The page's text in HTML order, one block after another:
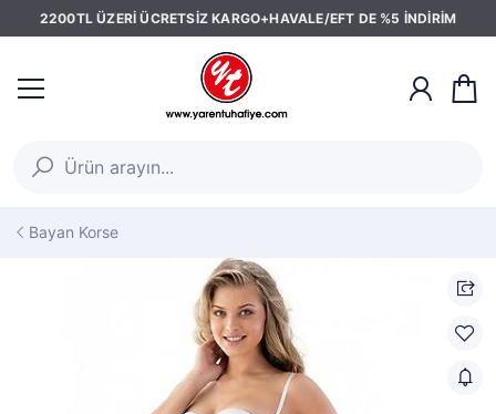
2200TL ÜZERİ ÜCRETSİZ KARGO+HAVALE/EFT DE %5 İNDİRİM
Bayan Korse